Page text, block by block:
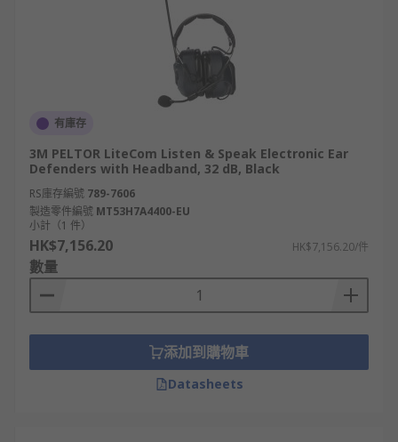
有庫存
3M PELTOR LiteCom Listen & Speak Electronic Ear
Defenders with Headband, 32 dB, Black
RS庫存編號 789-7606
製造零件編號 MT53H7A4400-EU
小計（1 件）
HK$7,156.20 HK$7,156.20/件
數量
添加到購物車
Datasheets